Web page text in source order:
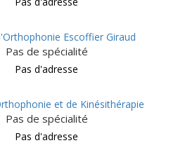
Escoffier Giraud
Pas de spécialité
Pas d'adresse
et de Kinésithérapie
Pas de spécialité
Pas d'adresse